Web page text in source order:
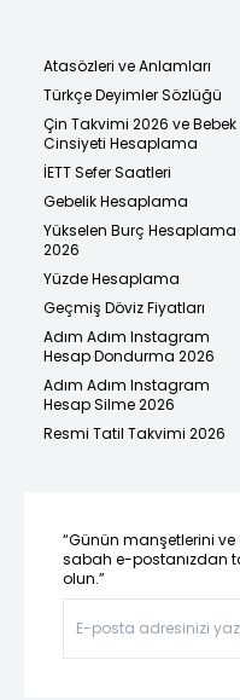
Atasözleri ve Anlamları
Türkçe Deyimler Sözlüğü
Çin Takvimi 2026 ve Bebek
Cinsiyeti Hesaplama
İETT Sefer Saatleri
Gebelik Hesaplama
Yükselen Burç Hesaplama
2026
Yüzde Hesaplama
Geçmiş Döviz Fiyatları
Adım Adım Instagram
Hesap Dondurma 2026
Adım Adım Instagram
Hesap Silme 2026
Resmi Tatil Takvimi 2026
“Günün manşetlerini
sabah e-postanızdan
olun.”